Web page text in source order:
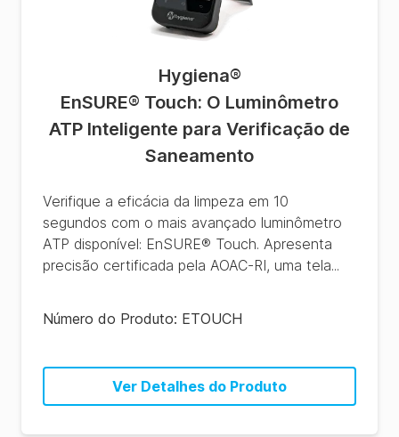
Hygiena®
EnSURE® Touch: O Luminômetro
ATP Inteligente para Verificação de
Saneamento
Verifique a eficácia da limpeza em 10
segundos com o mais avançado luminômetro
ATP disponível: EnSURE® Touch. Apresenta
precisão certificada pela AOAC-RI, uma tela...
Número do Produto: ETOUCH
Ver Detalhes do Produto